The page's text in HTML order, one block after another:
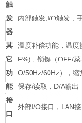
触
发
器
内部触发,I/O触发，
其
它
功
能
温度补偿功能，温度
F%)，锁键（OFF/
O/50Hz/60Hz），缩
保存/读取，D/A输出
接
口
外部I/O接口，LAN